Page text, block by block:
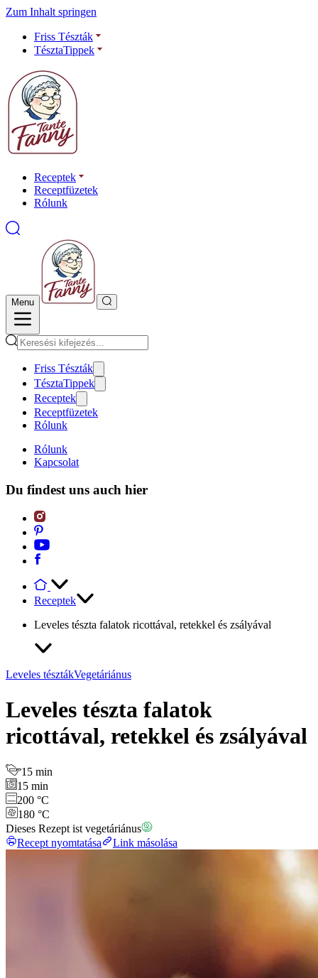
Zum Inhalt springen
Friss Tészták
TésztaTippek
Receptek
Receptfüzetek
Rólunk
Menu
Friss Tészták
TésztaTippek
Receptek
Receptfüzetek
Rólunk
Rólunk
Kapcsolat
Du findest uns auch hier
Receptek
Leveles tészta falatok ricottával, retekkel és zsályával
Leveles tésztákVegetáriánus
Leveles tészta falatok
ricottával, retekkel és zsályával
15 min
15 min
200 °C
180 °C
Dieses Rezept ist vegetáriánus
Recept nyomtatása
Link másolása